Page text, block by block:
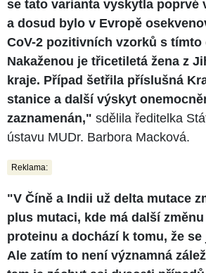
se tato varianta vyskytla poprvé
a dosud bylo v Evropě
CoV-2 pozitivních vzorků s tímto
Nakaženou je třicetiletá žena z
kraje. Případ šetřila příslušná
stanice a další výskyt
zaznamenán," sdělila ředitelka
ústavu MUDr. Barbora Macková.
Reklama:
"V Číně a Indii už delta mutace
plus mutaci, kde má další
proteinu a dochází k tomu, že
Ale zatím to není významná